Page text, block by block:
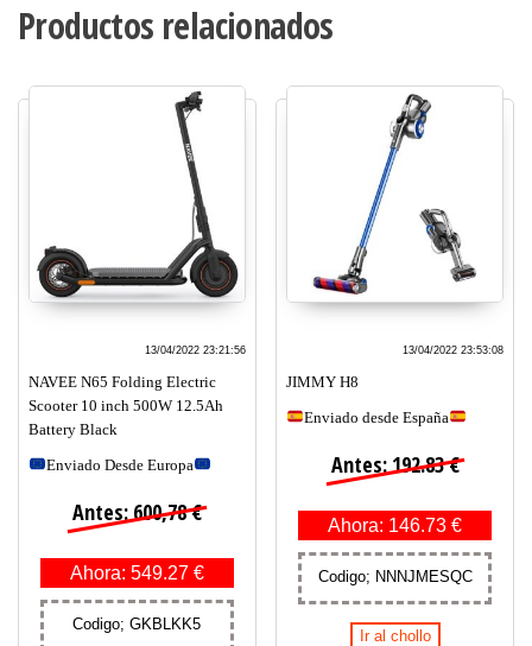
Productos relacionados
13/04/2022 23:21:56
NAVEE N65 Folding Electric
Scooter 10 inch 500W 12.5Ah
Battery Black
Enviado Desde Europa
Antes: 600,78 €
Ahora: 549.27 €
Codigo; GKBLKK5
13/04/2022 23:53:08
JIMMY H8
Enviado desde España
Antes: 192.83 €
Ahora: 146.73 €
Codigo; NNNJMESQC
Ir al chollo